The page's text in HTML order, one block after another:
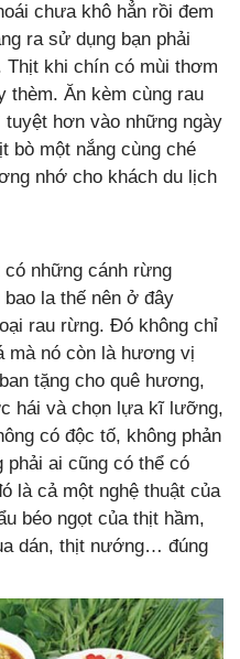
chưa khô hẳn rồi đem
ra sử dụng bạn phải
Thịt khi chín có mùi thơm
thèm. Ăn kèm cùng rau
hơn vào những ngày
bò một nắng cùng ché
nhớ cho khách du lịch
có những cánh rừng
la thế nên ở đây
rau rừng. Đó không chỉ
mà nó còn là hương vị
tặng cho quê hương,
hái và chọn lựa kĩ lưỡng,
có độc tố, không phản
phải ai cũng có thể có
là cả một nghệ thuật của
béo ngọt của thịt hầm,
dán, thịt nướng… đúng